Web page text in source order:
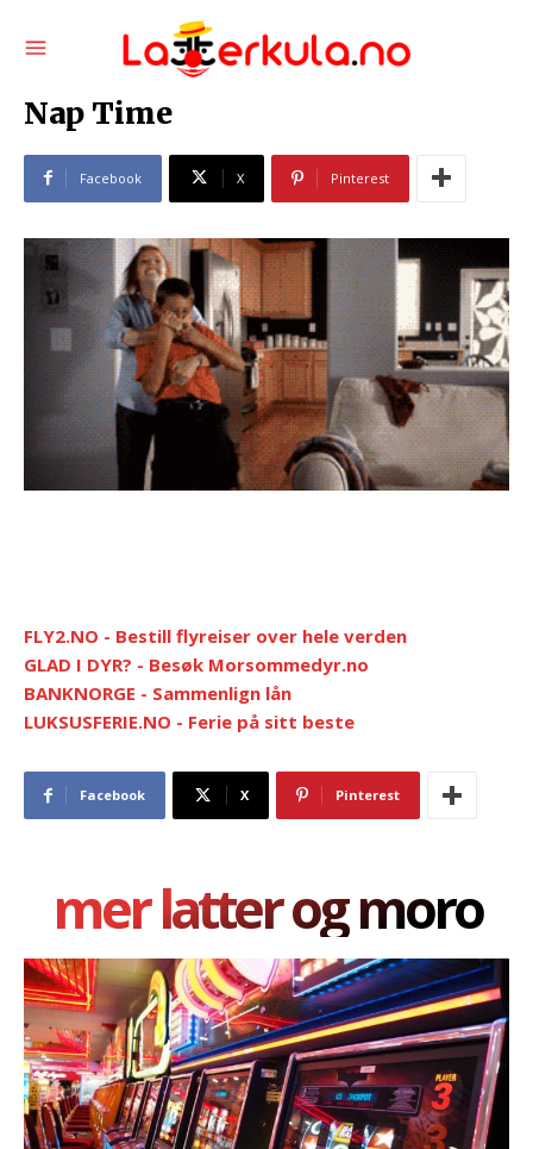
Nap Time
Facebook X Pinterest
FLY2.NO - Bestill flyreiser over hele verden
GLAD I DYR? - Besøk Morsommedyr.no
BANKNORGE - Sammenlign lån
LUKSUSFERIE.NO - Ferie på sitt beste
Facebook X Pinterest
mer latter og moro